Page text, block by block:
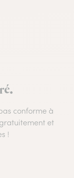
conforme à
et
!